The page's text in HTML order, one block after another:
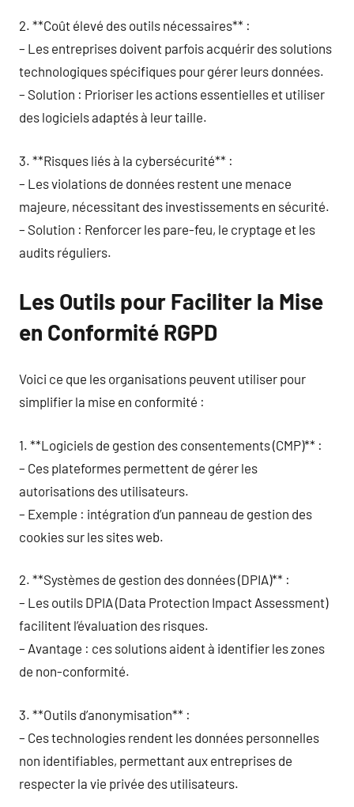
2. **Coût élevé des outils nécessaires** :
– Les entreprises doivent parfois acquérir des solutions
technologiques spécifiques pour gérer leurs données.
– Solution : Prioriser les actions essentielles et utiliser
des logiciels adaptés à leur taille.
3. **Risques liés à la cybersécurité** :
– Les violations de données restent une menace
majeure, nécessitant des investissements en sécurité.
– Solution : Renforcer les pare-feu, le cryptage et les
audits réguliers.
Les Outils pour Faciliter la Mise
en Conformité RGPD
Voici ce que les organisations peuvent utiliser pour
simplifier la mise en conformité :
1. **Logiciels de gestion des consentements (CMP)** :
– Ces plateformes permettent de gérer les
autorisations des utilisateurs.
– Exemple : intégration d’un panneau de gestion des
cookies sur les sites web.
2. **Systèmes de gestion des données (DPIA)** :
– Les outils DPIA (Data Protection Impact Assessment)
facilitent l’évaluation des risques.
– Avantage : ces solutions aident à identifier les zones
de non-conformité.
3. **Outils d’anonymisation** :
– Ces technologies rendent les données personnelles
non identifiables, permettant aux entreprises de
respecter la vie privée des utilisateurs.